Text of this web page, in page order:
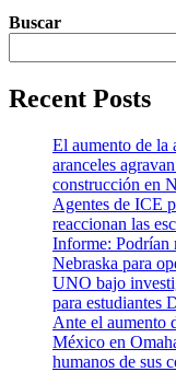
Buscar
Recent Posts
El aumento de la
aranceles
construcción en
Agentes de ICE
reaccionan las
Informe: Podrían
Nebraska para
UNO bajo
para estudiantes
Ante el aumento
México en
humanos de sus